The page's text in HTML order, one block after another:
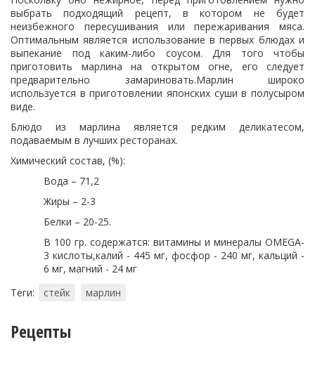
выбрать подходящий рецепт, в котором не будет
неизбежного пересушивания или пережаривания мяса.
Оптимальным является использование в первых блюдах и
выпекание под каким-либо соусом. Для того чтобы
приготовить марлина на открытом огне, его следует
предварительно замариновать.Марлин широко
используется в приготовлении японских суши в полусыром
виде.
Блюдо из марлина является редким деликатесом,
подаваемым в лучших ресторанах.
Химический состав, (%):
Вода – 71,2
Жиры – 2-3
Белки – 20-25.
В 100 гр. содержатся: витамины и минералы OMEGA-
3 кислоты,калий - 445 мг, фосфор - 240 мг, кальций -
6 мг, магний - 24 мг
Теги:
стейк марлин
Рецепты